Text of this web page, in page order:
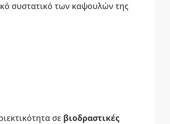
συστατικό των καψουλών της
σε βιοδραστικές